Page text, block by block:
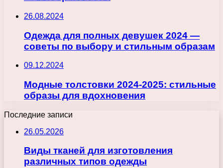
26.08.2024
Одежда для полных девушек 2024 —
советы по выбору и стильным образам
09.12.2024
Модные толстовки 2024-2025: стильные
образы для вдохновения
Последние записи
26.05.2026
Виды тканей для изготовления
различных типов одежды